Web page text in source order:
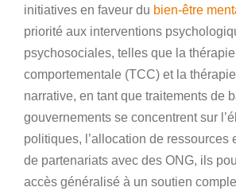
initiatives en faveur du bien-être
priorité aux interventions
psychosociales, telles que la
comportementale (TCC) et la
narrative, en tant que traitements de
gouvernements se concentrent sur
politiques, l’allocation de ressources
de partenariats avec des ONG, ils
accès généralisé à un soutien